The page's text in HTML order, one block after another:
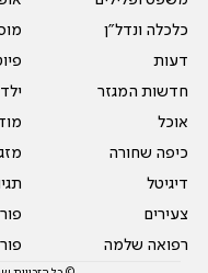
כלכלה ונדל"ן
דעות
חדשות המגזר
אוכל
כיפה שחורה
דיגיטל
צעירים
רפואה שלמה